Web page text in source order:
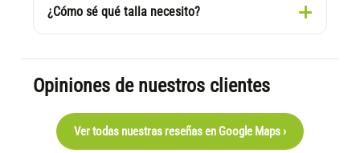
¿Cómo sé qué talla necesito?
Opiniones de nuestros clientes
Ver todas nuestras reseñas en Google Maps ›